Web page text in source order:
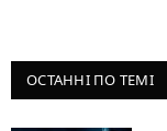
ОСТАННІ ПО ТЕМІ